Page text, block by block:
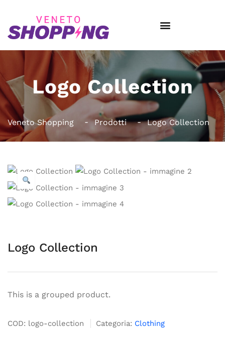
Logo Collection
Veneto Shopping Prodotti Logo Collection
Logo Collection
This is a grouped product.
COD: logo-collection Categoria: Clothing